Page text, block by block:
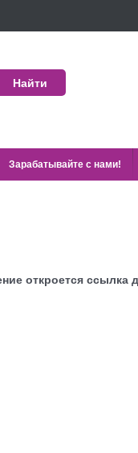
Найти
Зарабатывайте с нами!
откроется ссылка